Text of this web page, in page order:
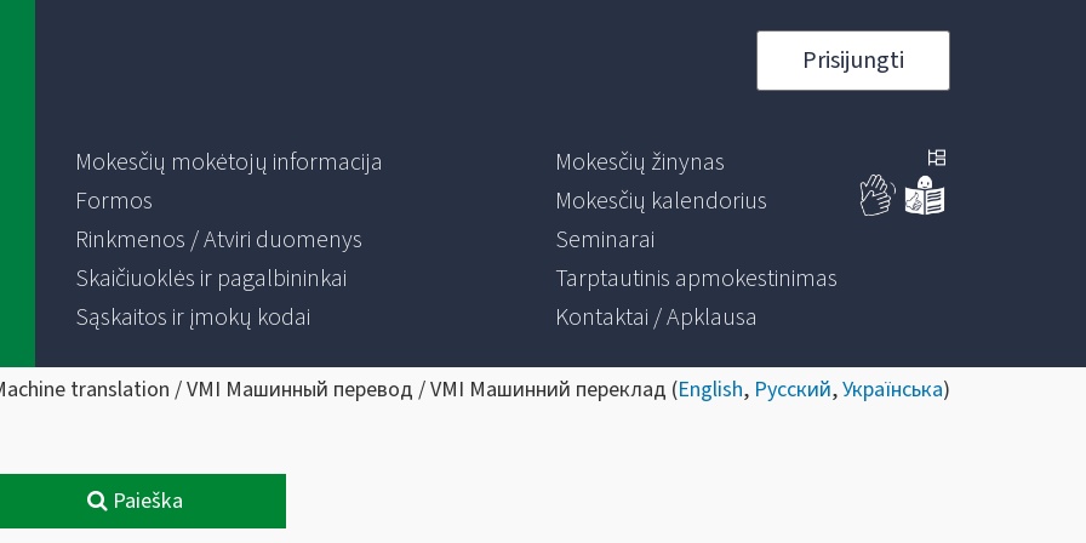
Prisijungti
Mokesčių mokėtojų informacija
Formos
Rinkmenos / Atviri duomenys
Skaičiuoklės ir pagalbininkai
Sąskaitos ir įmokų kodai
Mokesčių žinynas
Mokesčių kalendorius
Seminarai
Tarptautinis apmokestinimas
Kontaktai / Apklausa
translation / VMI Машинный перевод / VMI Машинний переклад (English, Русский,Українська)
Paieška